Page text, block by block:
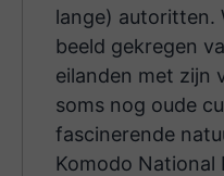
lange) autoritten.
beeld gekregen
eilanden met zijn
soms nog oude
fascinerende
Komodo National